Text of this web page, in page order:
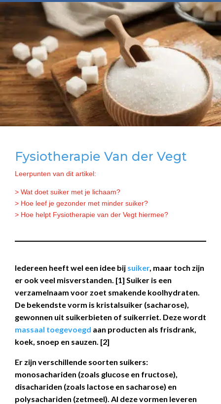
Fysiotherapie Van der Vegt
Leerpunten van dit artikel:
> Wat doet suiker met je lichaam?
> Hoe leef je gezonder met minder suiker?
> Hoe helpt Fysiotherapie van der Vegt hiermee?
Iedereen heeft wel een idee bij suiker, maar toch zijn
er ook veel misverstanden. [1] Suiker is een
verzamelnaam voor zoet smakende koolhydraten.
De bekendste vorm is kristalsuiker (sacharose),
gewonnen uit suikerbieten of suikerriet. Deze wordt
massaal toegevoegd aan producten als frisdrank,
koek, snoep en sauzen. [2]
Er zijn verschillende soorten suikers:
monosachariden (zoals glucose en fructose),
disachariden (zoals lactose en sacharose) en
polysachariden (zetmeel). Al deze vormen leveren